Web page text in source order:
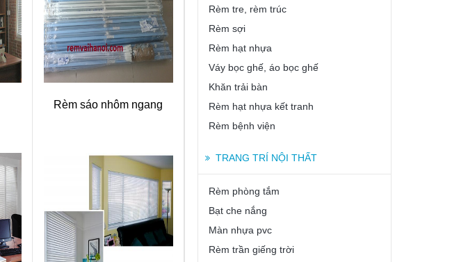
Rèm sáo nhôm ngang
Rèm tre, rèm trúc
Rèm sợi
Rèm hạt nhựa
Váy bọc ghế, áo bọc ghế
Khăn trải bàn
Rèm hạt nhựa kết tranh
Rèm bệnh viện
TRANG TRÍ NỘI THẤT
Rèm phòng tắm
Bạt che nắng
Màn nhựa pvc
Rèm trần giếng trời